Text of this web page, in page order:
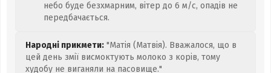
небо буде безхмарним, вітер до 6 м/с, опадів не
передбачається.
Народні прикмети: "Матія (Матвія). Вважалося, що в
цей день змії висмоктують молоко з корів, тому
худобу не виганяли на пасовище."